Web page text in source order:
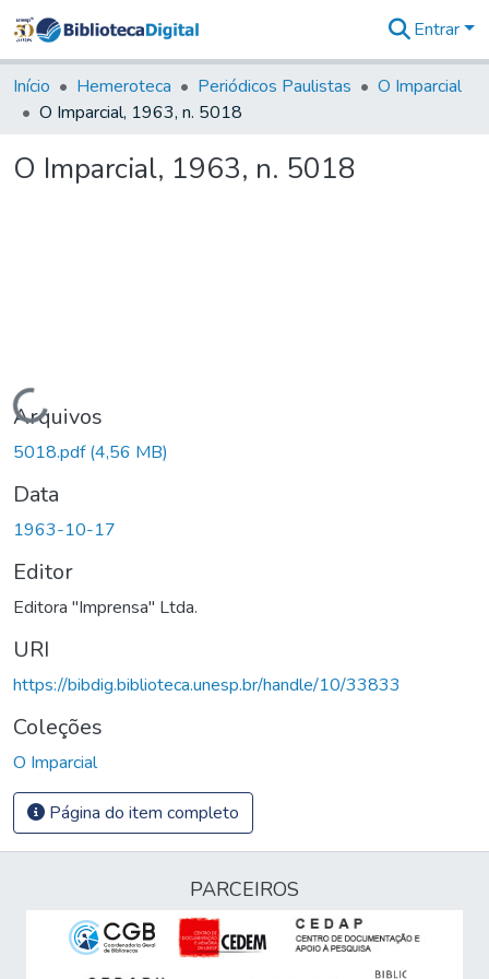
&
Coleções
Tudo na
Digital
Entrar
Início Hemeroteca Periódicos Paulistas
O Imparcial
O Imparcial, 1963, n. 5018
O Imparcial, 1963, n. 5018
Carregando...
Arquivos
5018.pdf(4,56 MB)
Data
1963-10-17
Editor
Editora "Imprensa" Ltda.
URI
https://bibdig.biblioteca.unesp.br/handle/10/33833
Coleções
O Imparcial
Página do item completo
PARCEIROS